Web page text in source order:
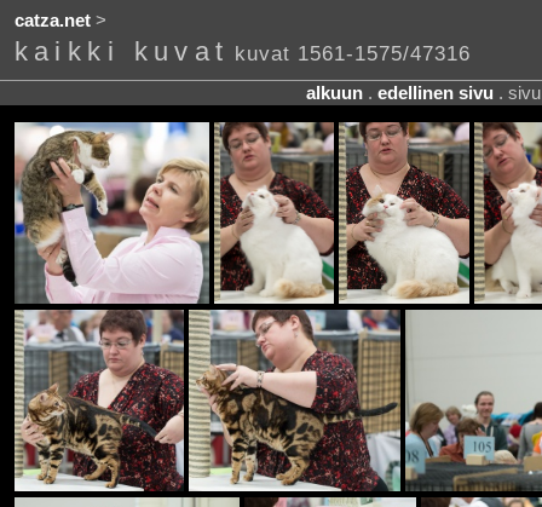
catza.net>
kaikki kuvat kuvat 1561-1575/47316
alkuun . edellinen sivu .